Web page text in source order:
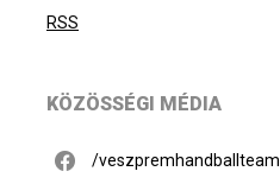
RSS
KÖZÖSSÉGI MÉDIA
/veszpremhandballteam